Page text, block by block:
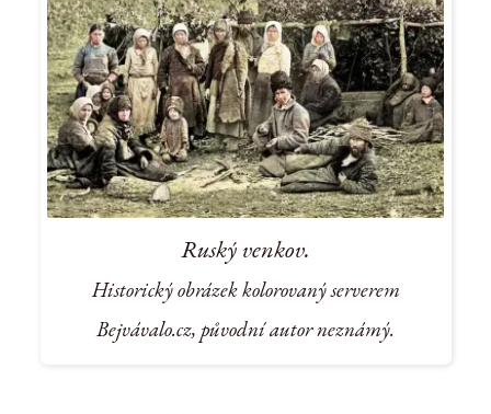
Ruský venkov.
Historický obrázek kolorovaný serverem
Bejvávalo.cz, původní autor neznámý.